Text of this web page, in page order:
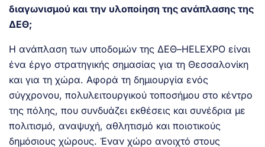
διαγωνισμού και την υλοποίηση της ανάπλασης της
ΔΕΘ;
Η ανάπλαση των υποδομών της ΔΕΘ–HELEXPO είναι
ένα έργο στρατηγικής σημασίας για τη Θεσσαλονίκη
και για τη χώρα. Αφορά τη δημιουργία ενός
σύγχρονου, πολυλειτουργικού τοποσήμου στο κέντρο
της πόλης, που συνδυάζει εκθέσεις και συνέδρια με
πολιτισμό, αναψυχή, αθλητισμό και ποιοτικούς
δημόσιους χώρους. Έναν χώρο ανοιχτό στους